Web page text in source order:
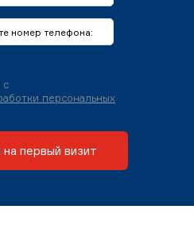
с
персональных
на первый визит